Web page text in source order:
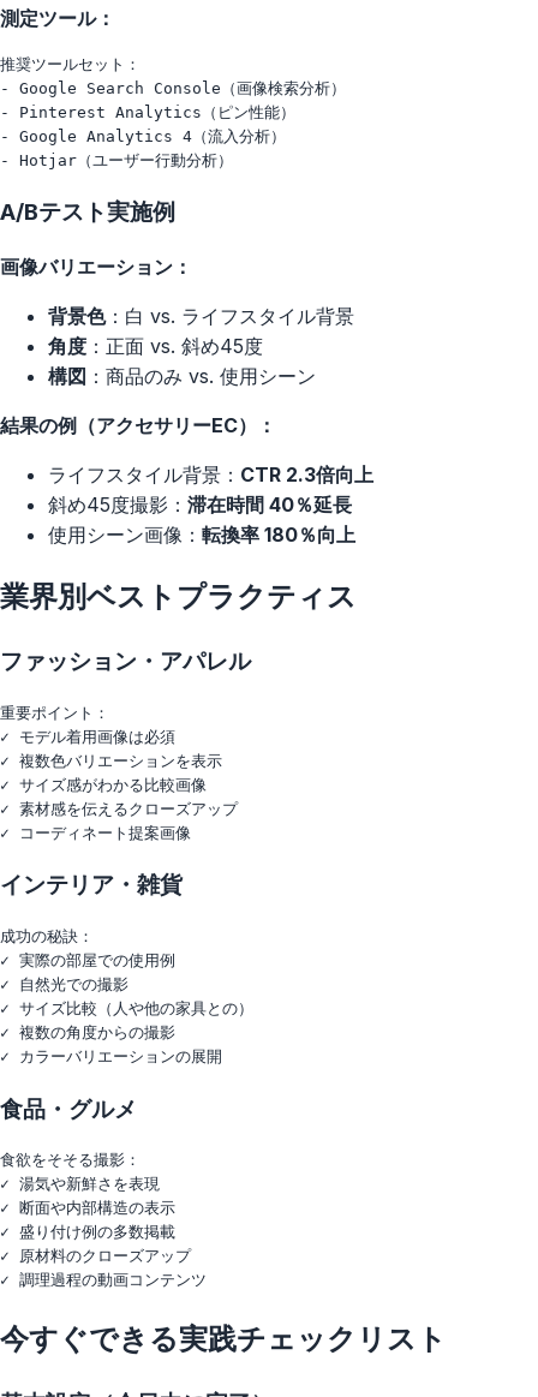
測定ツール：
推奨ツールセット：
- Google Search Console（画像検索分析）
- Pinterest Analytics（ピン性能）
- Google Analytics 4（流入分析）
A/Bテスト実施例
画像バリエーション：
背景色：白 vs. ライフスタイル背景
角度 ：正面 vs. 斜め45度
構図 ：商品のみ vs. 使用シーン
結果の例（アクセサリーEC）：
ライフスタイル背景： CTR 2.3倍向上
斜め45度撮影： 滞在時間 40％延長
使用シーン画像： 転換率 180％向上
業界別ベストプラクティス
ファッション・アパレル
重要ポイント：
✓ モデル着用画像は必須
✓ 複数色バリエーションを表示
✓ サイズ感がわかる比較画像
✓ 素材感を伝えるクローズアップ
インテリア・雑貨
成功の秘訣：
✓ 実際の部屋での使用例
✓ 自然光での撮影
✓ サイズ比較（人や他の家具との）
✓ 複数の角度からの撮影
食品・グルメ
食欲をそそる撮影：
✓ 湯気や新鮮さを表現
✓ 断面や内部構造の表示
✓ 盛り付け例の多数掲載
✓ 原材料のクローズアップ
今すぐできる実践チェックリスト